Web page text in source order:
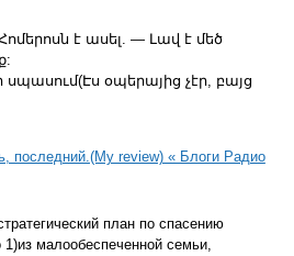
է ասել. — Լավ է մեծ
օպերայից չէր, բայց
последний.(My review) « Блоги Радио
план по спасению
малообеспеченной семьи,